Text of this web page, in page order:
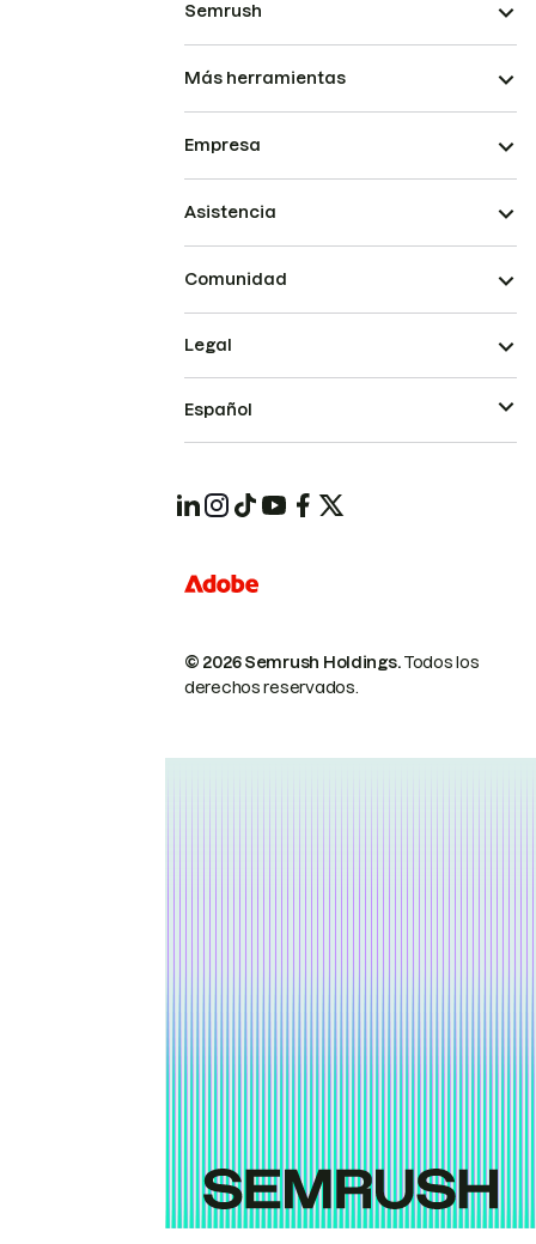
Semrush
Más herramientas
Empresa
Asistencia
Comunidad
© 2026 Semrush Holdings.Todos los
derechos reservados.
Legal
Español